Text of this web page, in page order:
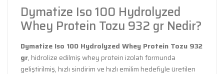
Dymatize Iso 100 Hydrolyzed
Whey Protein Tozu 932 gr Nedir?
Dymatize Iso 100 Hydrolyzed Whey Protein Tozu 932
gr, hidrolize edilmiş whey protein izolatı formunda
geliştirilmiş, hızlı sindirim ve hızlı emilim hedefiyle üretilen